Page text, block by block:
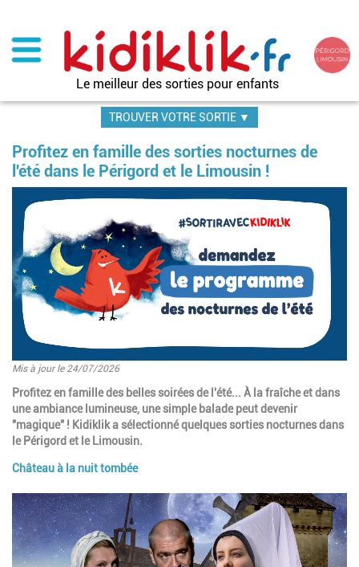
contenu
principal
Le meilleur des sorties pour enfants
TROUVER VOTRE SORTIE ▼
Profitez en famille des sorties nocturnes de
l'été dans le Périgord et le Limousin !
Mis à jour le 24/07/2026
Introduction
Profitez en famille des belles soirées de l'été... À la fraîche et dans
une ambiance lumineuse, une simple balade peut devenir
"magique" ! Kidiklik a sélectionné quelques sorties nocturnes dans
le Périgord et le Limousin.
Paragraphes
Château à la nuit tombée
Image